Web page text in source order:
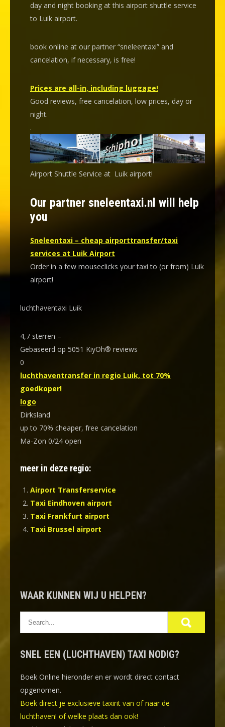
day and night booking at this airport shuttle service
to Luik airport.
book online at our partner “sneleentaxi” and
cancelation, if necessary, is free!
Prices are all-in, including luggage!
Good reviews, free cancelation, low prices, day or
night.
.
Airport Shuttle Service at Luik airport!
Our partner sneleentaxi.nl will help
you
Sneleentaxi – cheap airporttransfer/taxi
services at Luik Airport
Order in a few mouseclicks your taxi to (or from) Luik
airport!
luchthaventaxi Luik
4,7 sterren –
Gebaseerd op 5051 KiyOh® reviews
0
luchthaventransfer in regio Luik, tot 70%
goedkoper!
logo
Dirksland
up to 70% cheaper, free cancelation
Ma-Zon 0/24 open
meer in deze regio:
Airport Transferservice
Taxi Eindhoven airport
Taxi Frankfurt airport
Taxi Brussel airport
WAAR KUNNEN WIJ U HELPEN?
SNEL EEN (LUCHTHAVEN) TAXI NODIG?
Boek Online hieronder en er wordt direct contact
opgenomen.
Boek direct je exclusieve taxirit van of naar de
luchthaven! of welke plaats dan ook!